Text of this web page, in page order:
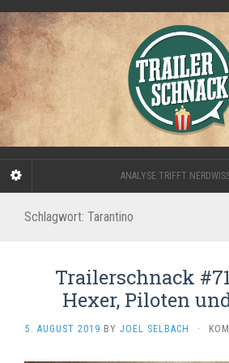
ANALYSE TRIFFT
Schlagwort: Tarantino
Trailerschnack
Hexer, Piloten
5. AUGUST 2019 BY JOEL SELBACH ·